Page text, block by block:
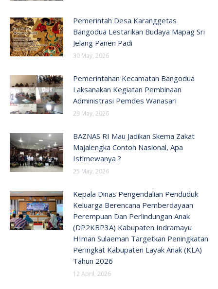
Pemerintah Desa Karanggetas
Bangodua Lestarikan Budaya Mapag Sri
Jelang Panen Padi
30 May, 2026
Pemerintahan Kecamatan Bangodua
Laksanakan Kegiatan Pembinaan
Administrasi Pemdes Wanasari
29 May, 2026
BAZNAS RI Mau Jadikan Skema Zakat
Majalengka Contoh Nasional, Apa
Istimewanya ?
25 May, 2026
Kepala Dinas Pengendalian Penduduk
Keluarga Berencana Pemberdayaan
Perempuan Dan Perlindungan Anak
(DP2KBP3A) Kabupaten Indramayu
HIman Sulaeman Targetkan Peningkatan
Peringkat Kabupaten Layak Anak (KLA)
Tahun 2026
12 April, 2026